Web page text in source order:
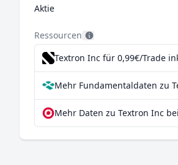
Aktie
Ressourcen
Textron Inc für 0,99€/Trade
Mehr Fundamentaldaten zu
Mehr Daten zu Textron Inc